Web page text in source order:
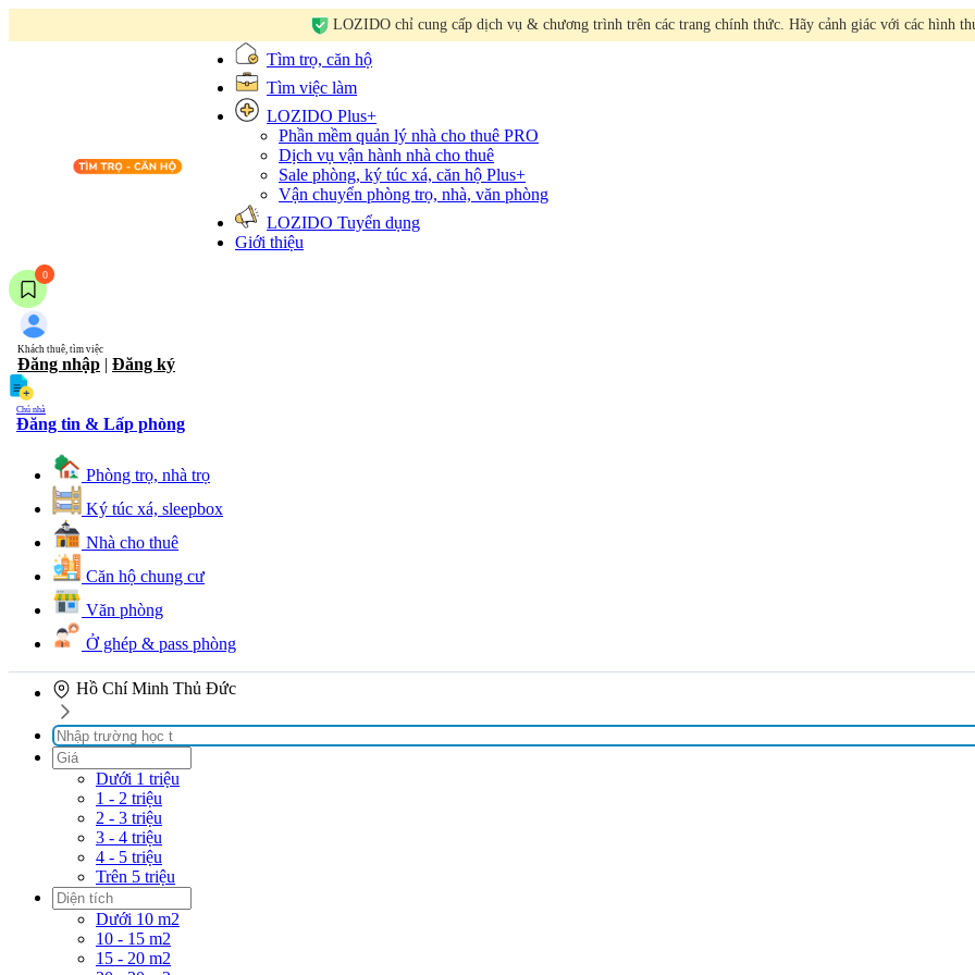
LOZIDO chỉ cung cấp dịch vụ & chương trình trên các trang chính thức. Hãy cảnh giác với các hình
Tìm trọ, căn hộ
Tìm việc làm
LOZIDO Plus+
Phần mềm quản lý nhà cho thuêPRO
Dịch vụ vận hành nhà cho thuê
Sale phòng, ký túc xá, căn hộPlus+
Vận chuyển phòng trọ, nhà, văn phòng
LOZIDO Tuyển dụng
Giới thiệu
0
Khách thuê, tìm việc
Đăng nhập | Đăng ký
Chủ nhà
Đăng tin & Lấp phòng
Phòng trọ, nhà trọ
Ký túc xá, sleepbox
Nhà cho thuê
Căn hộ chung cư
Văn phòng
Ở ghép & pass phòng
Hồ Chí Minh Thủ Đức
Dưới 1 triệu
1 - 2 triệu
2 - 3 triệu
3 - 4 triệu
4 - 5 triệu
Trên 5 triệu
Dưới 10 m2
10 - 15 m2
15 - 20 m2